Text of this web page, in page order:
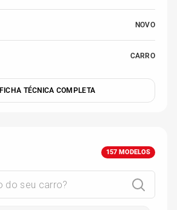
NOVO
CARRO
FICHA TÉCNICA COMPLETA
157 MODELOS